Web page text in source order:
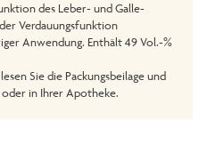
des Leber- und Galle-
Verdauungsfunktion
Anwendung. Enthält 49 Vol.-%
Sie die Packungsbeilage und
in Ihrer Apotheke.